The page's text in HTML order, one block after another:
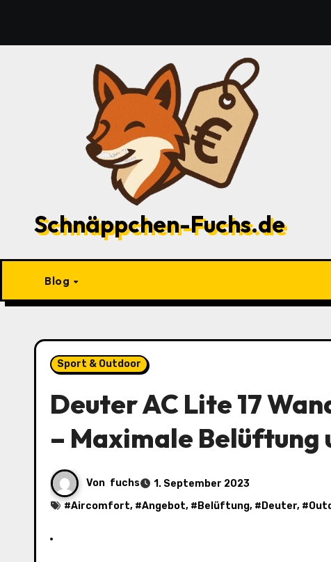
springen
Schnäppchen-Fuchs.de
Blog
Sport & Outdoor
Deuter AC Lite 17
– Maximale
Von fuchs
1. September 2023
#Aircomfort, #Angebot, # Belüftung, # Deuter, #